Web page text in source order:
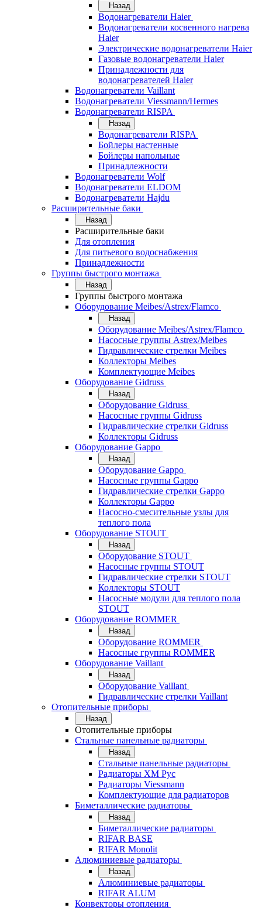
Назад
Водонагреватели Haier
Водонагреватели косвенного нагрева
Haier
Электрические водонагреватели Haier
Газовые водонагреватели Haier
Принадлежности для
водонагревателей Haier
Водонагреватели Vaillant
Водонагреватели Viessmann/Hermes
Водонагреватели RISPA
Назад
Водонагреватели RISPA
Бойлеры настенные
Бойлеры напольные
Принадлежности
Водонагреватели Wolf
Водонагреватели ELDOM
Водонагреватели Hajdu
Расширительные баки
Назад
Расширительные баки
Для отопления
Для питьевого водоснабжения
Принадлежности
Группы быстрого монтажа
Назад
Группы быстрого монтажа
Оборудование Meibes/Astrex/Flamco
Назад
Оборудование Meibes/Astrex/Flamco
Насосные группы Astrex/Meibes
Гидравлические стрелки Meibes
Коллекторы Meibes
Комплектующие Meibes
Оборудование Gidruss
Назад
Оборудование Gidruss
Насосные группы Gidruss
Гидравлические стрелки Gidruss
Коллекторы Gidruss
Оборудование Gappo
Назад
Оборудование Gappo
Насосные группы Gappo
Гидравлические стрелки Gappo
Коллекторы Gappo
Насосно-смесительные узлы для
теплого пола
Оборудование STOUT
Назад
Оборудование STOUT
Насосные группы STOUT
Гидравлические стрелки STOUT
Коллекторы STOUT
Насосные модули для теплого пола
STOUT
Оборудование ROMMER
Назад
Оборудование ROMMER
Насосные группы ROMMER
Оборудование Vaillant
Назад
Оборудование Vaillant
Гидравлические стрелки Vaillant
Отопительные приборы
Назад
Отопительные приборы
Стальные панельные радиаторы
Назад
Стальные панельные радиаторы
Радиаторы ХМ Рус
Радиаторы Viessmann
Комплектующие для радиаторов
Биметаллические радиаторы
Назад
Биметаллические радиаторы
RIFAR BASE
RIFAR Monolit
Алюминиевые радиаторы
Назад
Алюминиевые радиаторы
RIFAR ALUM
Конвекторы отопления